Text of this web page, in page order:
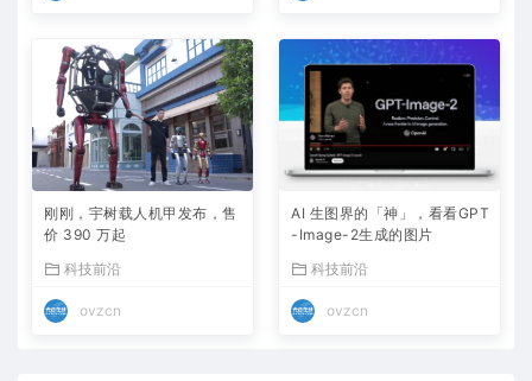
刚刚，宇树载人机甲发布，售
价 390 万起
科技前沿
ovzcn
AI 生图界的「神」，看看GPT
-Image-2生成的图片
科技前沿
ovzcn